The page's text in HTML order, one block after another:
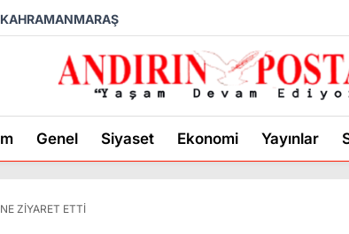
KAHRAMANMARAŞ
Genel Siyaset Ekonomi Yayınlar
ZİYARET ETTİ